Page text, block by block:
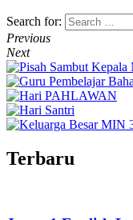
Search for:
Previous
Next
Terbaru